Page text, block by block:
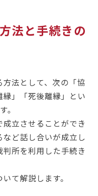
法と手続きの
法として、次の「協
」「死後離縁」とい
。
立させることができ
ど話し合いが成立し
所を利用した手続き
て解説します。